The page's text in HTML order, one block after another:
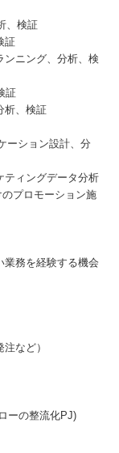
、検証
証
ンニング、分析、検
証
析、検証
ーション設計、分
ティングデータ分析
プロモーション施
業務を経験する機会
など）
ーの整流化PJ)